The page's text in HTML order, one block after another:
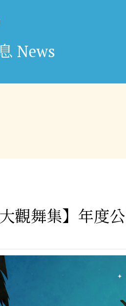
News
觀舞集】年度